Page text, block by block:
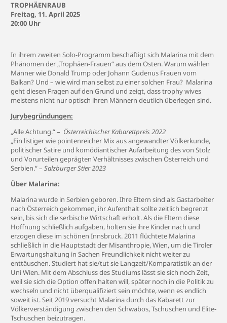
TROPHÄENRAUB
Freitag, 11. April 2025
20:00 Uhr
In ihrem zweiten Solo-Programm beschäftigt sich Malarina mit dem
Phänomen der „Trophäen-Frauen“ aus dem Osten. Warum wählen
Männer wie Donald Trump oder Johann Gudenus Frauen vom
Balkan? Und – wie wird man selbst zu einer solchen Frau? Malarina
geht diesen Fragen auf den Grund und zeigt, dass trophy wives
meistens nicht nur optisch ihren Männern deutlich überlegen sind.
Jurybegründungen:
„Alle Achtung.“ – Österreichischer Kabarettpreis 2022
„Ein listiger wie pointenreicher Mix aus angewandter Völkerkunde,
politischer Satire und komödiantischer Aufarbeitung des von Stolz
und Vorurteilen geprägten Verhältnisses zwischen Österreich und
Serbien.“ – Salzburger Stier 2023
Über Malarina:
Malarina wurde in Serbien geboren. Ihre Eltern sind als Gastarbeiter
nach Österreich gekommen, ihr Aufenthalt sollte zeitlich begrenzt
sein, bis sich die serbische Wirtschaft erholt. Als die Eltern diese
Hoffnung schließlich aufgaben, holten sie ihre Kinder nach und
erzogen diese im schönen Innsbruck. 2011 flüchtete Malarina
schließlich in die Hauptstadt der Misanthropie, Wien, um die Tiroler
Erwartungshaltung in Sachen Freundlichkeit nicht weiter zu
enttäuschen. Studiert hat sie/tut sie Langzeit/Komparatistik an der
Uni Wien. Mit dem Abschluss des Studiums lässt sie sich noch Zeit,
weil sie sich die Option offen halten will, später noch in die Politik zu
wechseln und nicht überqualifiziert sein möchte, wenn es endlich
soweit ist. Seit 2019 versucht Malarina durch das Kabarett zur
Völkerverständigung zwischen den Schwabos, Tschuschen und Elite-
Tschuschen beizutragen.